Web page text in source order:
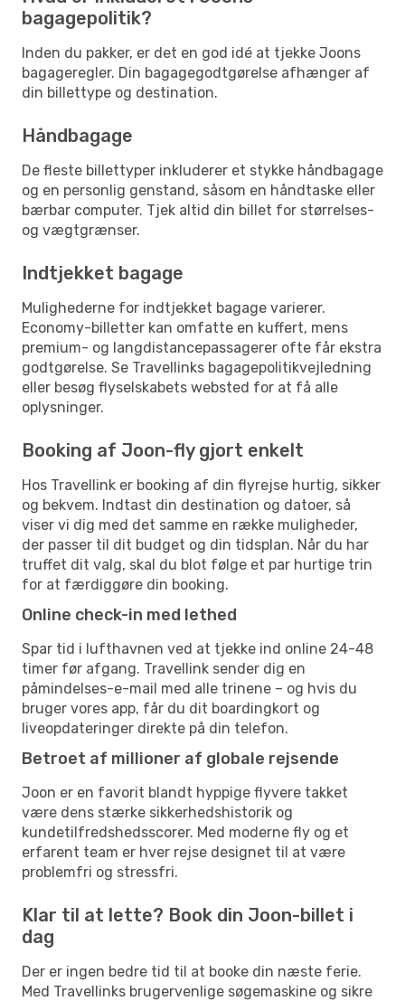
bagagepolitik?
Inden du pakker, er det en god idé at tjekke Joons
bagageregler. Din bagagegodtgørelse afhænger af
din billettype og destination.
Håndbagage
De fleste billettyper inkluderer et stykke håndbagage
og en personlig genstand, såsom en håndtaske eller
bærbar computer. Tjek altid din billet for størrelses-
og vægtgrænser.
Indtjekket bagage
Mulighederne for indtjekket bagage varierer.
Economy-billetter kan omfatte en kuffert, mens
premium- og langdistancepassagerer ofte får ekstra
godtgørelse. Se Travellinks bagagepolitikvejledning
eller besøg flyselskabets websted for at få alle
oplysninger.
Booking af Joon-fly gjort enkelt
Hos Travellink er booking af din flyrejse hurtig, sikker
og bekvem. Indtast din destination og datoer, så
viser vi dig med det samme en række muligheder,
der passer til dit budget og din tidsplan. Når du har
truffet dit valg, skal du blot følge et par hurtige trin
for at færdiggøre din booking.
Online check-in med lethed
Spar tid i lufthavnen ved at tjekke ind online 24-48
timer før afgang. Travellink sender dig en
påmindelses-e-mail med alle trinene – og hvis du
bruger vores app, får du dit boardingkort og
liveopdateringer direkte på din telefon.
Betroet af millioner af globale rejsende
Joon er en favorit blandt hyppige flyvere takket
være dens stærke sikkerhedshistorik og
kundetilfredshedsscorer. Med moderne fly og et
erfarent team er hver rejse designet til at være
problemfri og stressfri.
Klar til at lette? Book din Joon-billet i
dag
Der er ingen bedre tid til at booke din næste ferie.
Med Travellinks brugervenlige søgemaskine og sikre